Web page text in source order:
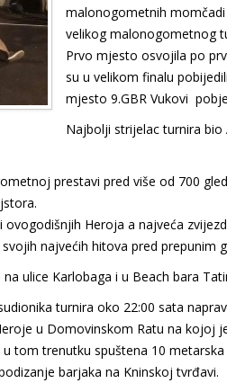
malonogometnih
velikog malonogometnog
Prvo mjesto osvojila po
su u velikom finalu
mjesto 9.GBR Vukovi
Najbolji strijelac turnira
prestavi pred više od 700
Heroja a najveća
najvećih hitova pred prepunim
ulice Karlobaga i u Beach bara
turnira oko 22:00 sata
u Domovinskom Ratu na kojoj
tom trenutku spuštena 10
barjaka na Kninskoj tvrđavi.